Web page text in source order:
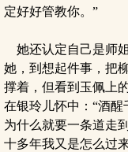
定好好管教你。”
她还认定自己是师
她，到想起件事，把
撑着，但看到玉佩上
在银玲儿怀中：“酒
为什么就要一条道走
十多年我又是怎么过